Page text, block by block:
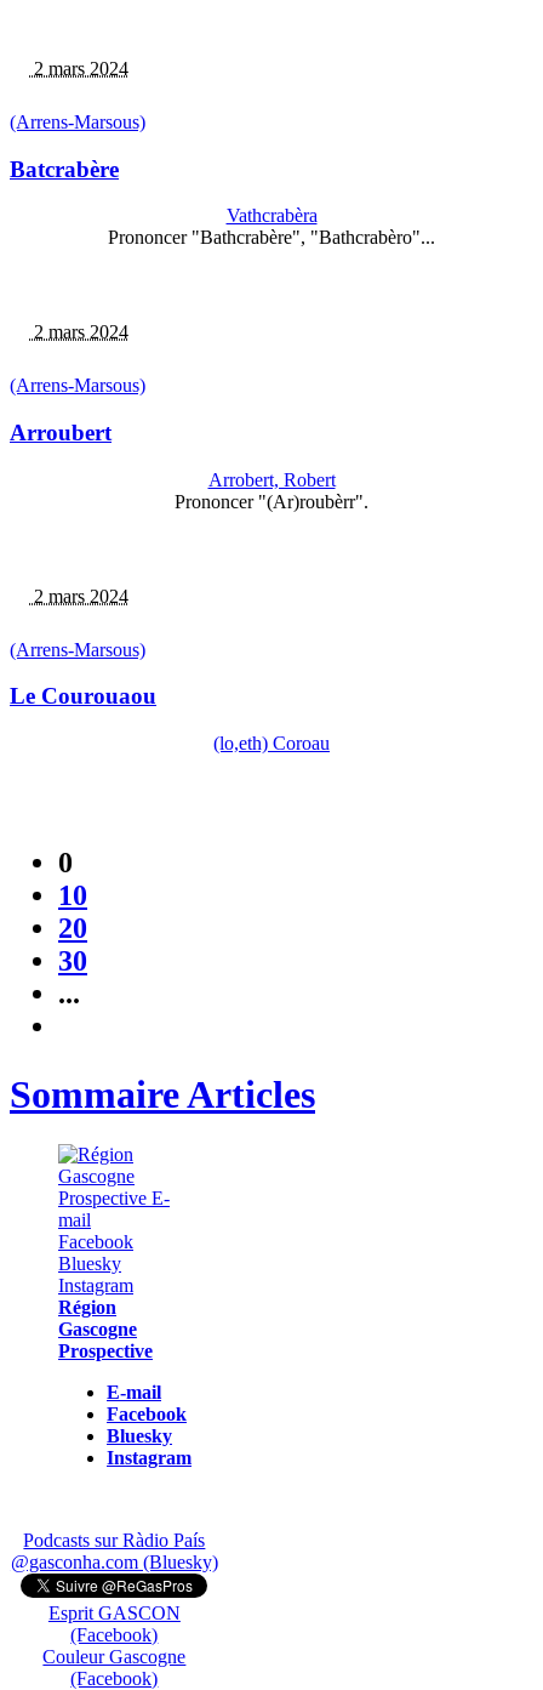
2 mars 2024
(Arrens-Marsous)
Batcrabère
Vathcrabèra
Prononcer "Bathcrabère", "Bathcrabèro"...
2 mars 2024
(Arrens-Marsous)
Arroubert
Arrobert, Robert
Prononcer "(Ar)roubèrr".
2 mars 2024
(Arrens-Marsous)
Le Courouaou
(lo,eth) Coroau
0
10
20
30
...
Sommaire Articles
Région
Gascogne
Prospective
E-mail
Facebook
Bluesky
Instagram
Podcasts sur Ràdio País
@gasconha.com (Bluesky)
Esprit GASCON
(Facebook)
Couleur Gascogne
(Facebook)